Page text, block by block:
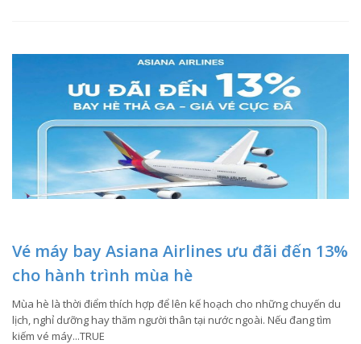
Vé máy bay Asiana Airlines ưu đãi đến 13%
cho hành trình mùa hè
Mùa hè là thời điểm thích hợp để lên kế hoạch cho những chuyến du
lịch, nghỉ dưỡng hay thăm người thân tại nước ngoài. Nếu đang tìm
kiếm vé máy...TRUE